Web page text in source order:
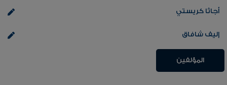
أجاثا كريستي
إليف شافاق
المؤلفين